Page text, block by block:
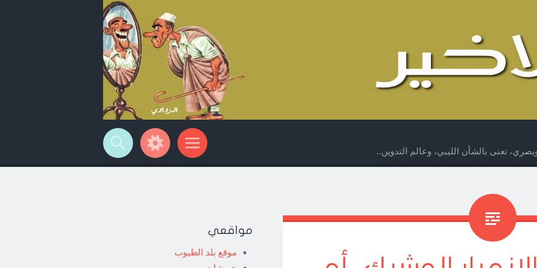
تعنى بالشأن الليبي، وعالم التدوين..
مواقعي
موقع بلد الطيوب